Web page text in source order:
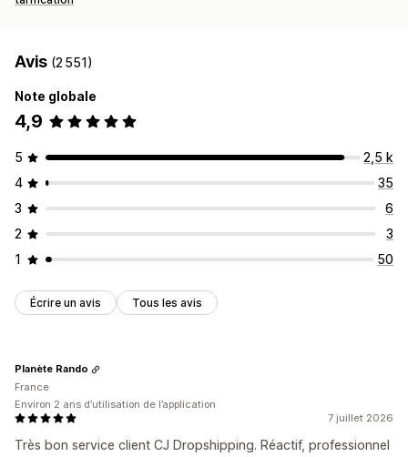
Avis (2 551)
Note globale
4,9
5
2,5 k
4
35
3
6
2
3
1
50
Écrire un avis Tous les avis
7 juillet 2026
Très bon service client CJ Dropshipping. Réactif, professionnel
Planète Rando
France
Environ 2 ans d’utilisation de l’application